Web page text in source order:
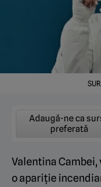
Adaugă-ne ca
preferată
Valentina
o apariție